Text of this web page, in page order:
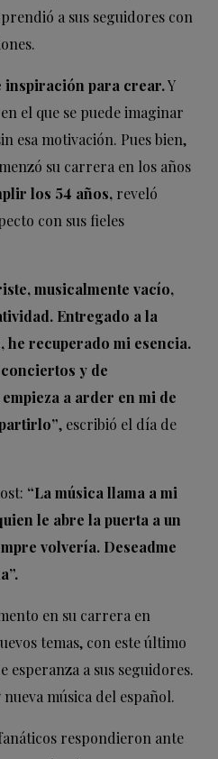
a sus seguidores con
inspiración para crear.Y
el que se puede imaginar
esa motivación. Pues bien,
su carrera en los años
los 54 años, reveló
con sus fieles
musicalmente vacío,
Entregado a la
he recuperado mi esencia.
y de
a arder en mi de
, escribió el día de
“La música llama a mi
le abre la puerta a un
volvería. Deseadme
en su carrera en
temas, con este último
esperanza a sus seguidores.
música del español.
respondieron ante